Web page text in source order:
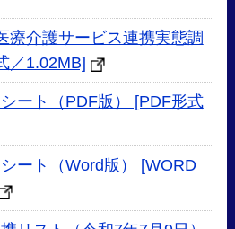
療介護サービス連携実態調
／1.02MB]
ート（PDF版） [PDF形式
ート（Word版） [WORD